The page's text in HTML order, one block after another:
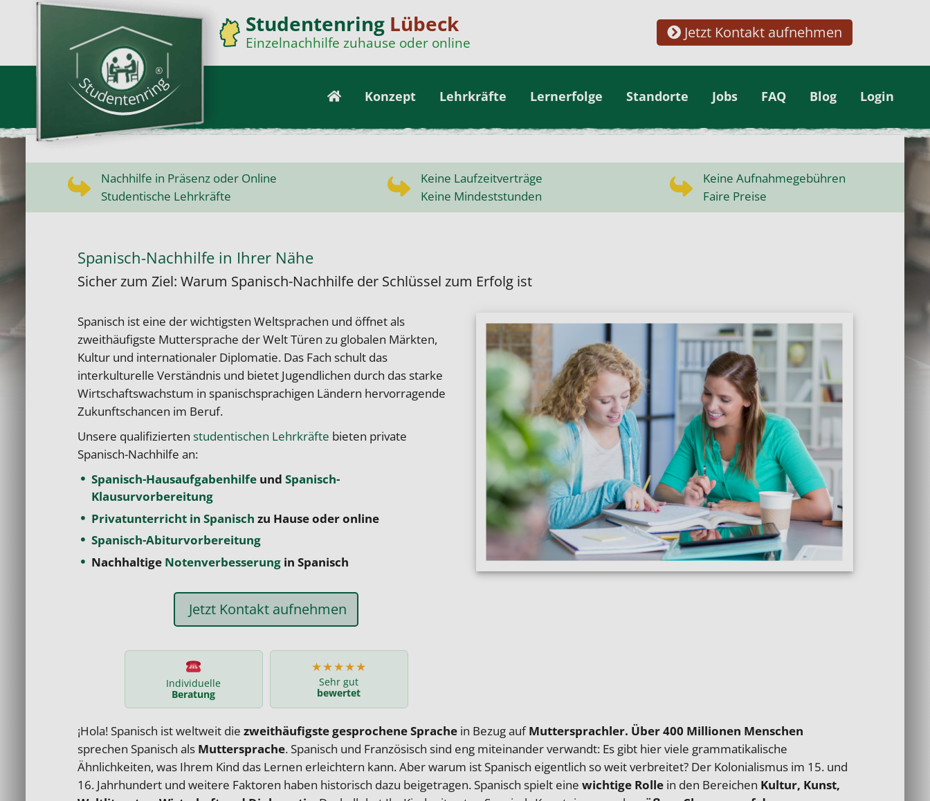
Studentenring Lübeck
Einzelnachhilfe zuhause oder online
Jetzt Kontakt aufnehmen
Konzept Lehrkräfte Lernerfolge Standorte Jobs FAQ Blog Login
Nachhilfe in Präsenz oder Online
Studentische Lehrkräfte
Keine Laufzeitverträge
Keine Mindeststunden
Keine Aufnahmegebühren
Faire Preise
Spanisch-Nachhilfe in Ihrer Nähe
Sicher zum Ziel: Warum Spanisch-Nachhilfe der Schlüssel zum Erfolg ist
Spanisch ist eine der wichtigsten Weltsprachen und öffnet als
zweithäufigste Muttersprache der Welt Türen zu globalen Märkten,
Kultur und internationaler Diplomatie. Das Fach schult das
interkulturelle Verständnis und bietet Jugendlichen durch das starke
Wirtschaftswachstum in spanischsprachigen Ländern hervorragende
Zukunftschancen im Beruf.
Unsere qualifizierten studentischen Lehrkräfte bieten private
Spanisch-Nachhilfe an:
Spanisch-Hausaufgabenhilfe und Spanisch-
Klausurvorbereitung
Privatunterricht in Spanisch zu Hause oder online
Spanisch-Abiturvorbereitung
Nachhaltige Notenverbesserung in Spanisch
Jetzt Kontakt aufnehmen
Individuelle
Beratung
★★★★★
Sehr gut
bewertet
¡Hola! Spanisch ist weltweit die zweithäufigste gesprochene Sprache in Bezug aufMuttersprachler. Über 400 Millionen Menschen
sprechen Spanisch als Muttersprache. Spanisch und Französisch sind eng miteinander verwandt: Es gibt hier viele grammatikalische
Ähnlichkeiten, was Ihrem Kind das Lernen erleichtern kann. Aber warum ist Spanisch eigentlich so weit verbreitet? Der Kolonialismus im 15. und
16. Jahrhundert und weitere Faktoren haben historisch dazu beigetragen. Spanisch spielt eine wichtige Rolle in den Bereichen Kultur, Kunst,